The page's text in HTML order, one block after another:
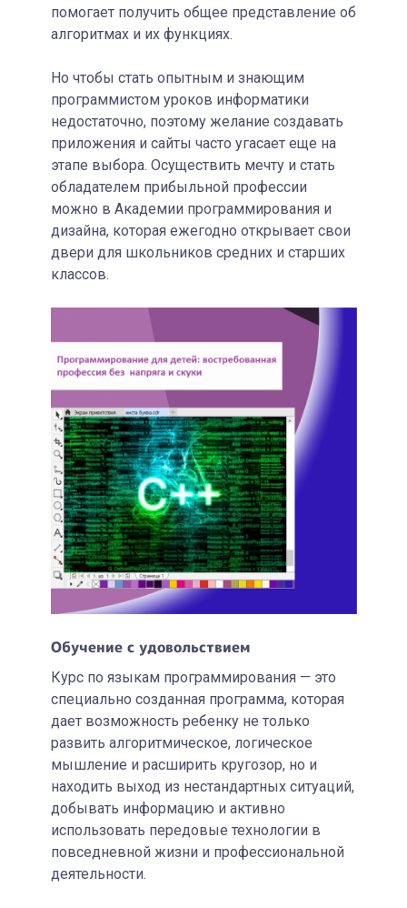
помогает получить общее представление об
алгоритмах и их функциях.
Но чтобы стать опытным и знающим
программистом уроков информатики
недостаточно, поэтому желание создавать
приложения и сайты часто угасает еще на
этапе выбора. Осуществить мечту и стать
обладателем прибыльной профессии
можно в Академии программирования и
дизайна, которая ежегодно открывает свои
двери для школьников средних и старших
классов.
Обучение с удовольствием
Курс по языкам программирования — это
специально созданная программа, которая
дает возможность ребенку не только
развить алгоритмическое, логическое
мышление и расширить кругозор, но и
находить выход из нестандартных ситуаций,
добывать информацию и активно
использовать передовые технологии в
повседневной жизни и профессиональной
деятельности.